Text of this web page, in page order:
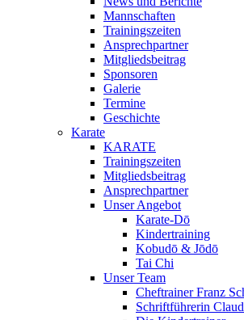
Mannschaften
Trainingszeiten
Ansprechpartner
Mitgliedsbeitrag
Sponsoren
Galerie
Termine
Geschichte
Karate
KARATE
Trainingszeiten
Mitgliedsbeitrag
Ansprechpartner
Unser Angebot
Karate-Dō
Kindertraining
Kobudō & Jōdō
Tai Chi
Unser Team
Cheftrainer Franz
Schriftführerin